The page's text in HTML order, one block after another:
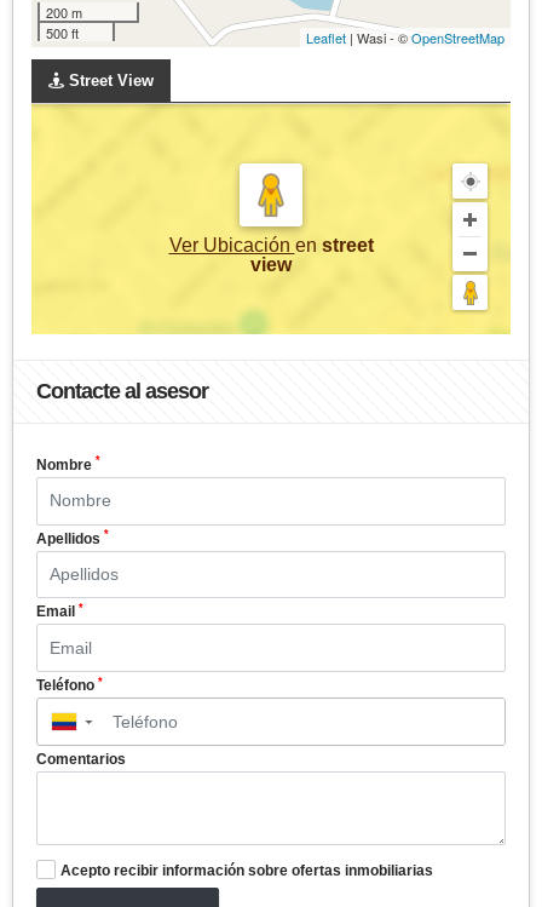
200 m
500 ft
Leaflet | Wasi - ©OpenStreetMap
Street View
Ver Ubicación en street
view
Contacte al asesor
Nombre *
Apellidos *
Email *
Teléfono *
▼
Comentarios
Acepto recibir información sobre ofertas inmobiliarias